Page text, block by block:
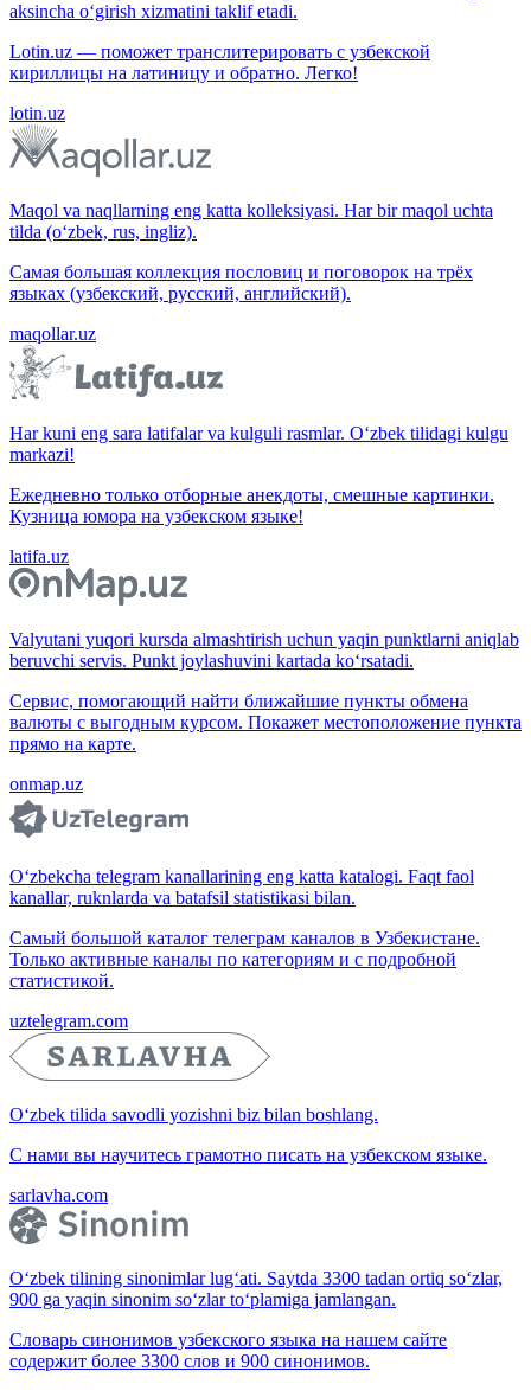
aksincha o‘girish xizmatini taklif etadi.
Lotin.uz — поможет транслитерировать с узбекской
кириллицы на латиницу и обратно. Легко!
lotin.uz
Maqol va naqllarning eng katta kolleksiyasi. Har bir maqol uchta
tilda (o‘zbek, rus, ingliz).
Самая большая коллекция пословиц и поговорок на трёх
языках (узбекский, русский, английский).
maqollar.uz
Har kuni eng sara latifalar va kulguli rasmlar. O‘zbek tilidagi kulgu
markazi!
Ежедневно только отборные анекдоты, смешные картинки.
Кузница юмора на узбекском языке!
latifa.uz
Valyutani yuqori kursda almashtirish uchun yaqin punktlarni aniqlab
beruvchi servis. Punkt joylashuvini kartada ko‘rsatadi.
Сервис, помогающий найти ближайшие пункты обмена
валюты с выгодным курсом. Покажет местоположение пункта
прямо на карте.
onmap.uz
O‘zbekcha telegram kanallarining eng katta katalogi. Faqt faol
kanallar, ruknlarda va batafsil statistikasi bilan.
Самый большой каталог телеграм каналов в Узбекистане.
Только активные каналы по категориям и с подробной
статистикой.
uztelegram.com
O‘zbek tilida savodli yozishni biz bilan boshlang.
С нами вы научитесь грамотно писать на узбекском языке.
sarlavha.com
O‘zbek tilining sinonimlar lug‘ati. Saytda 3300 tadan ortiq so‘zlar,
900 ga yaqin sinonim so‘zlar to‘plamiga jamlangan.
Словарь синонимов узбекского языка на нашем сайте
содержит более 3300 слов и 900 синонимов.